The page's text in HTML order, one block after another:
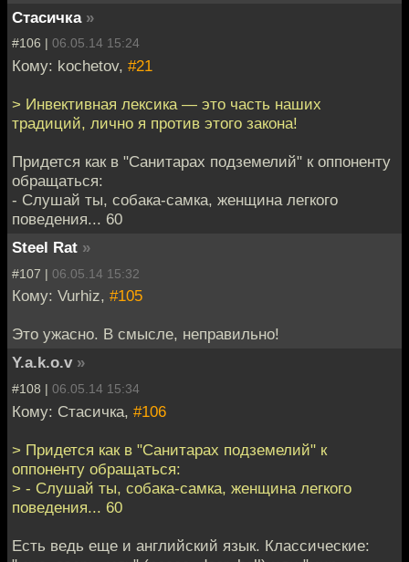
Стасичка »
#106 | 06.05.14 15:24
Кому: kochetov, #21
> Инвективная лексика — это часть наших
традиций, лично я против этого закона!
Придется как в "Санитарах подземелий" к оппоненту
обращаться:
- Слушай ты, собака-самка, женщина легкого
поведения... 60
Steel Rat »
#107 | 06.05.14 15:32
Кому: Vurhiz, #105
Это ужасно. В смысле, неправильно!
Y.a.k.o.v »
#108 | 06.05.14 15:34
Кому: Стасичка, #106
> Придется как в "Санитарах подземелий" к
оппоненту обращаться:
> - Слушай ты, собака-самка, женщина легкого
поведения... 60
Есть ведь еще и английский язык. Классические: